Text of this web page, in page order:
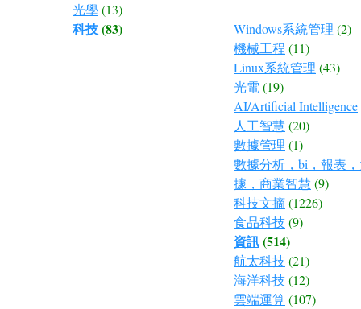
光學(13)
科技(83) Windows系統管理 (2)
機械工程 (11)
Linux系統管理 (43)
光電(19)
AI/Artificial Intelligence
人工智慧 (20)
數據管理 (1)
數據分析，bi，報表
據，商業智慧 (9)
科技文摘(1226)
食品科技(9)
資訊(514)
航太科技(21)
海洋科技(12)
雲端運算(107)